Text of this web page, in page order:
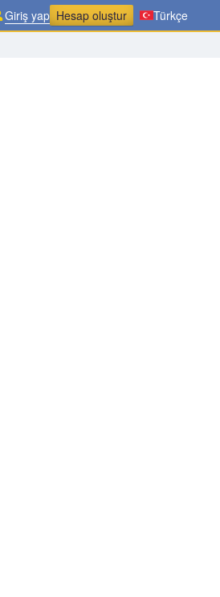
Giriş yap Hesap oluştur Türkçe